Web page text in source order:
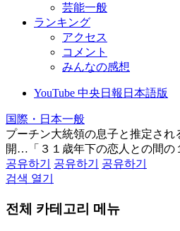
芸能一般
ランキング
アクセス
コメント
みんなの感想
YouTube 中央日報日本語版
国際・日本一般
プーチン大統領の息子と推定さ
開…「３１歳年下の恋人との間の
공유하기
공유하기
공유하기
검색 열기
전체 카테고리 메뉴